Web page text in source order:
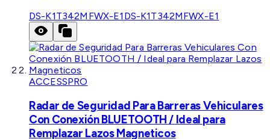
DS-K1T342MFWX-E1 DS-K1T342MFWX-E1
ACCESSPRO
Radar de Seguridad Para Barreras Vehiculares
Con Conexión BLUETOOTH / Ideal para
Remplazar Lazos Magneticos